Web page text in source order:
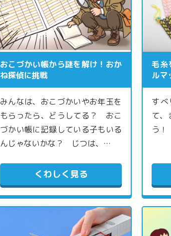
おこづかい帳から謎を解け！おか
ね探偵に挑戦
みんなは、おこづかいやお年玉を
もらったら、どうしてる？ おこ
づかい帳に記録している子もいる
んじゃないかな？ じつは、…
くわしく見る
毛
ルマ
す
て、
う！